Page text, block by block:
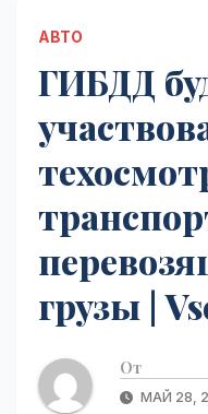
АВТО
ГИБДД
грузы |
От
МАЙ 28,